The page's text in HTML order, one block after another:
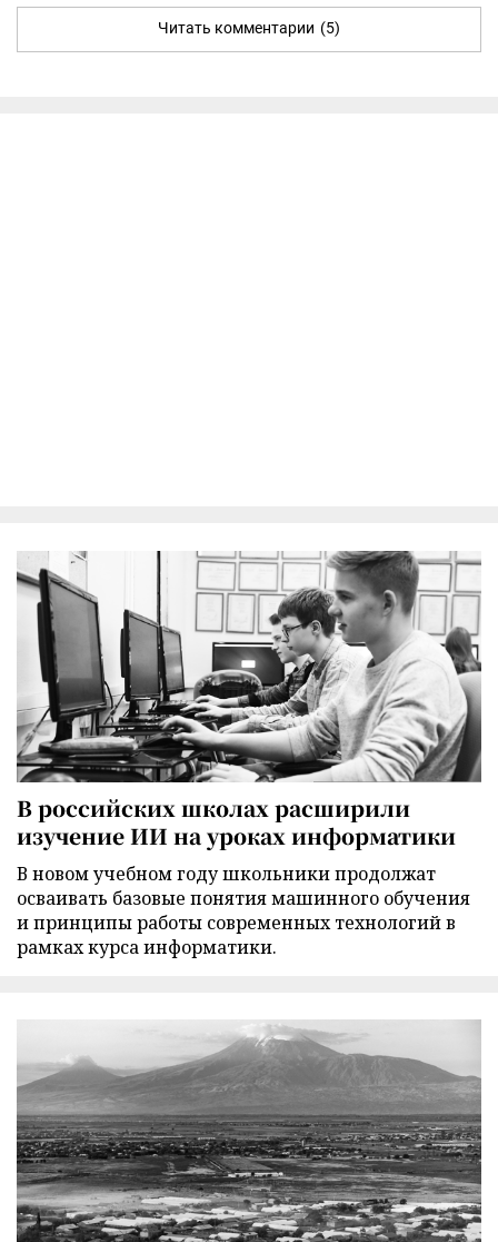
Читать комментарии (5)
В российских школах расширили
изучение ИИ на уроках информатики
В новом учебном году школьники продолжат
осваивать базовые понятия машинного обучения
и принципы работы современных технологий в
рамках курса информатики.